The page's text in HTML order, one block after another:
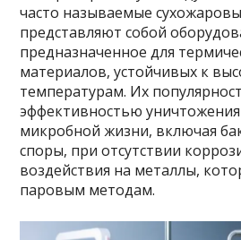
часто называемые
представляют собой
предназначенное для
материалов, устойчивых к
температурам. Их
эффективностью
микробной жизни, включая
споры, при отсутствии
воздействия на металлы,
паровым методам.